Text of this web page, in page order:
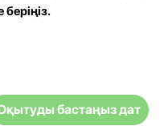
беріңіз.
бастаңыз дат